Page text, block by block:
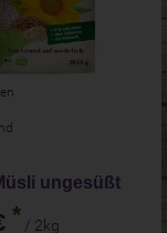
ungesüßt
* / 2kg